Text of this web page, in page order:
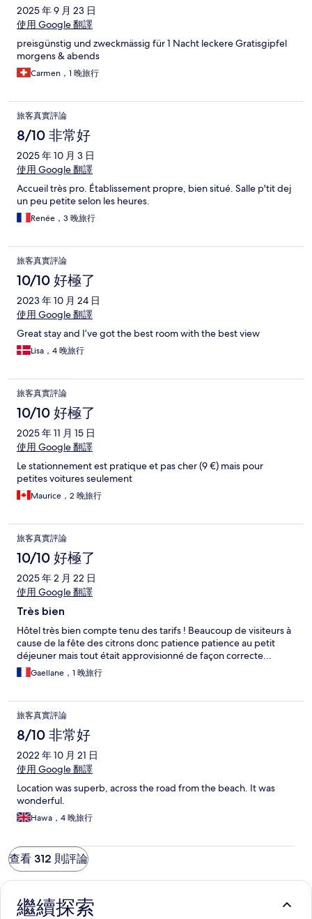
2025 年 9 月 23 日
使用 Google 翻譯
preisgünstig und zweckmässig für 1 Nacht leckere Gratisgipfel
morgens & abends
Carmen，1 晚旅行
旅客真實評論
8/10 非常好
2025 年 10 月 3 日
使用 Google 翻譯
Accueil très pro. Établissement propre, bien situé. Salle p'tit dej
un peu petite selon les heures.
Renée，3 晚旅行
旅客真實評論
10/10 好極了
2023 年 10 月 24 日
使用 Google 翻譯
Great stay and I’ve got the best room with the best view
Lisa，4 晚旅行
旅客真實評論
10/10 好極了
2025 年 11 月 15 日
使用 Google 翻譯
Le stationnement est pratique et pas cher (9 €) mais pour
petites voitures seulement
Maurice，2 晚旅行
旅客真實評論
10/10 好極了
2025 年 2 月 22 日
使用 Google 翻譯
Très bien
Hôtel très bien compte tenu des tarifs ! Beaucoup de visiteurs à
cause de la fête des citrons donc patience patience au petit
déjeuner mais tout était approvisionné de façon correcte...
Gaellane，1 晚旅行
旅客真實評論
8/10 非常好
2022 年 10 月 21 日
使用 Google 翻譯
Location was superb, across the road from the beach. It was
wonderful.
Hawa，4 晚旅行
查看 312 則評論
繼續探索